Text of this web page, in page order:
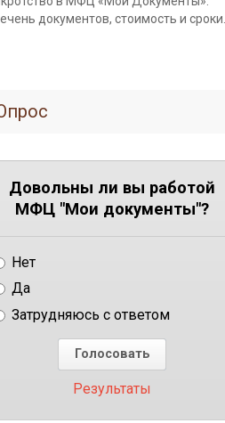
документов, стоимость и сроки...
Довольны ли вы работой
МФЦ "Мои документы"?
Нет
Да
Затрудняюсь с ответом
Результаты